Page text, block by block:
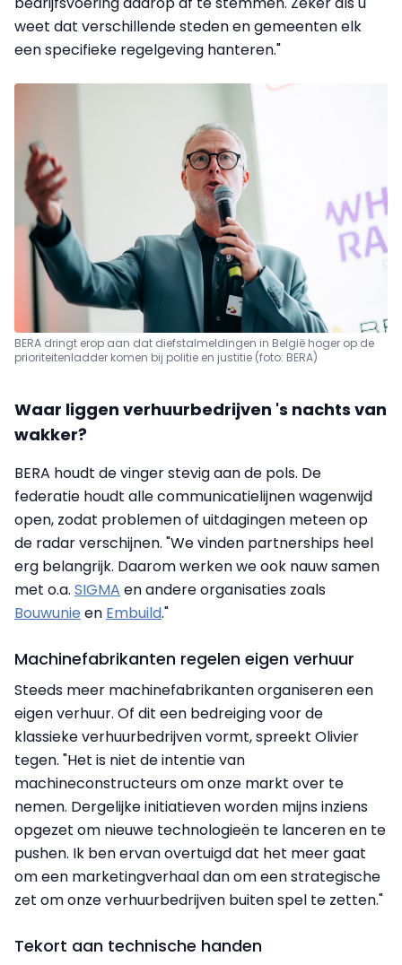
weet dat verschillende steden en gemeenten elk
een specifieke regelgeving hanteren."
BERA dringt erop aan dat diefstalmeldingen in België hoger op de
prioriteitenladder komen bij politie en justitie (foto: BERA)
Waar liggen verhuurbedrijven 's nachts van
wakker?
BERA houdt de vinger stevig aan de pols. De
federatie houdt alle communicatielijnen wagenwijd
open, zodat problemen of uitdagingen meteen op
de radar verschijnen. "We vinden partnerships heel
erg belangrijk. Daarom werken we ook nauw samen
met o.a. SIGMA en andere organisaties zoals
Bouwunie en Embuild."
Machinefabrikanten regelen eigen verhuur
Steeds meer machinefabrikanten organiseren een
eigen verhuur. Of dit een bedreiging voor de
klassieke verhuurbedrijven vormt, spreekt Olivier
tegen. "Het is niet de intentie van
machineconstructeurs om onze markt over te
nemen. Dergelijke initiatieven worden mijns inziens
opgezet om nieuwe technologieën te lanceren en te
pushen. Ik ben ervan overtuigd dat het meer gaat
om een marketingverhaal dan om een strategische
zet om onze verhuurbedrijven buiten spel te zetten."
Tekort aan technische handen